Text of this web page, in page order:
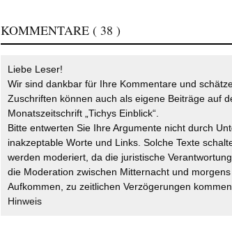
KOMMENTARE ( 38 )
Liebe Leser!
Wir sind dankbar für Ihre Kommentare und
Zuschriften können auch als eigene Beiträge auf
Monatszeitschrift „Tichys Einblick“.
Bitte entwerten Sie Ihre Argumente nicht durch
inakzeptable Worte und Links. Solche Texte
werden moderiert, da die juristische
die Moderation zwischen Mitternacht und
Aufkommen, zu zeitlichen Verzögerungen
Hinweis